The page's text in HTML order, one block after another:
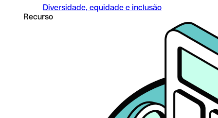
Diversidade, equidade e inclusão
Recurso